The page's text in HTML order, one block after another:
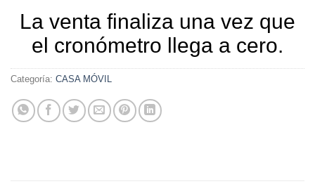
La venta finaliza una vez que
el cronómetro llega a cero.
Categoría: CASA MÓVIL